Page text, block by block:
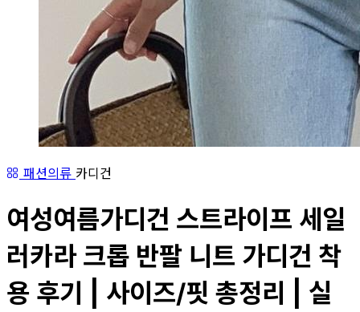
패션의류 카디건
여성여름가디건 스트라이프 세일
러카라 크롭 반팔 니트 가디건 착
용 후기 | 사이즈/핏 총정리 | 실